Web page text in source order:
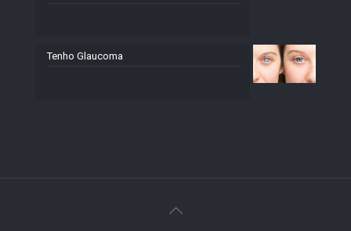
Tenho Glaucoma